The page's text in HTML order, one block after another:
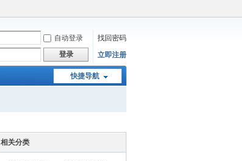
自动登录
找回密码
登录 立即注册
快捷导航
相关分类